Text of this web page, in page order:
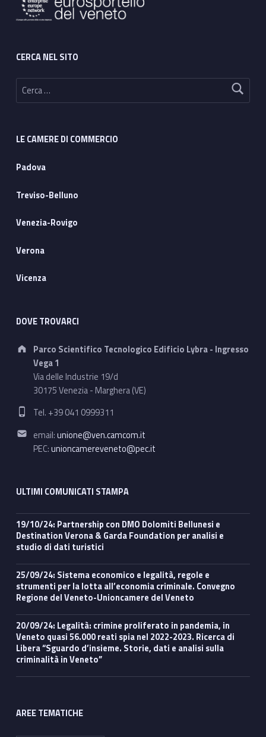
CERCA NEL SITO
Ricerca per:
LE CAMERE DI COMMERCIO
Padova
Treviso-Belluno
Venezia-Rovigo
Verona
Vicenza
DOVE TROVARCI
Address:
Parco Scientifico Tecnologico Edificio Lybra - Ingresso
Vega 1
Via delle Industrie 19/d
30175 Venezia - Marghera (VE)
Phone number:
Tel. +39 041 0999311
Email address:
email:unione@ven.camcom.it
PEC:unioncamereveneto@pec.it
ULTIMI COMUNICATI STAMPA
19/10/24: Partnership con DMO Dolomiti Bellunesi e
Destination Verona & Garda Foundation per analisi e
studio di dati turistici
25/09/24: Sistema economico e legalità, regole e
strumenti per la lotta all’economia criminale. Convegno
Regione del Veneto-Unioncamere del Veneto
20/09/24: Legalità: crimine proliferato in pandemia, in
Veneto quasi 56.000 reati spia nel 2022-2023. Ricerca di
Libera “Sguardo d’insieme. Storie, dati e analisi sulla
criminalità in Veneto”
AREE TEMATICHE